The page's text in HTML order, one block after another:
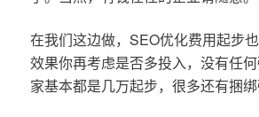
在我们这边做，SEO优化费用起步
效果你再考虑是否多投入，没有任
家基本都是几万起步，很多还有捆绑